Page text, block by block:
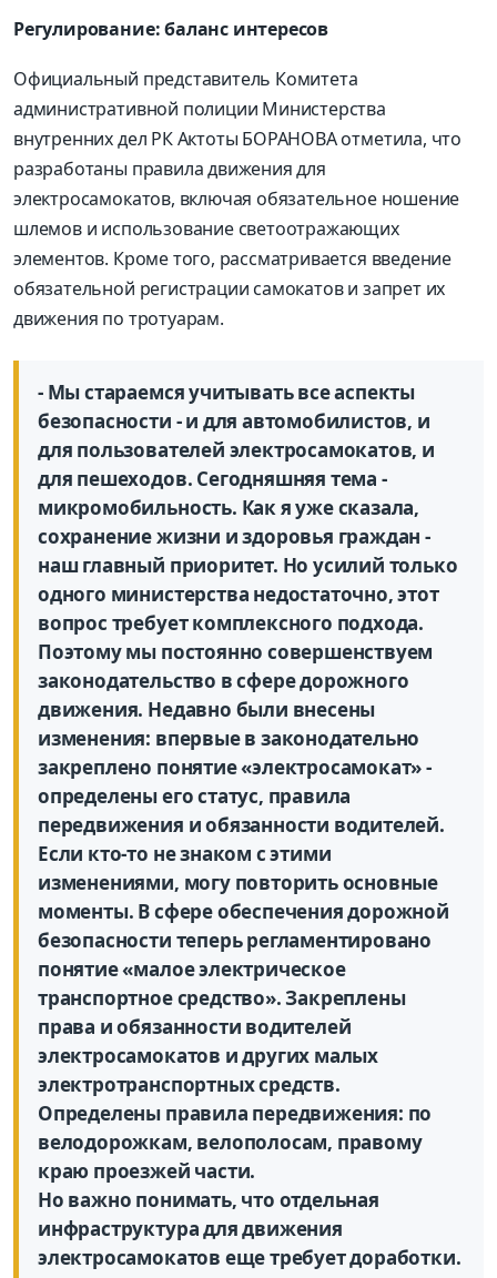
Регулирование: баланс интересов
Официальный представитель Комитета
административной полиции Министерства
внутренних дел РК Актоты БОРАНОВА отметила, что
разработаны правила движения для
электросамокатов, включая обязательное ношение
шлемов и использование светоотражающих
элементов. Кроме того, рассматривается введение
обязательной регистрации самокатов и запрет их
движения по тротуарам.
- Мы стараемся учитывать все аспекты
безопасности - и для автомобилистов, и
для пользователей электросамокатов, и
для пешеходов. Сегодняшняя тема -
микромобильность. Как я уже сказала,
сохранение жизни и здоровья граждан -
наш главный приоритет. Но усилий только
одного министерства недостаточно, этот
вопрос требует комплексного подхода.
Поэтому мы постоянно совершенствуем
законодательство в сфере дорожного
движения. Недавно были внесены
изменения: впервые в законодательно
закреплено понятие «электросамокат» -
определены его статус, правила
передвижения и обязанности водителей.
Если кто-то не знаком с этими
изменениями, могу повторить основные
моменты. В сфере обеспечения дорожной
безопасности теперь регламентировано
понятие «малое электрическое
транспортное средство». Закреплены
права и обязанности водителей
электросамокатов и других малых
электротранспортных средств.
Определены правила передвижения: по
велодорожкам, велополосам, правому
краю проезжей части.
Но важно понимать, что отдельная
инфраструктура для движения
электросамокатов еще требует доработки.